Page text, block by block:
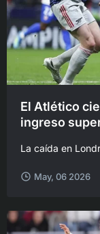
El Atlético
ingreso
La caída en
May, 06 2026